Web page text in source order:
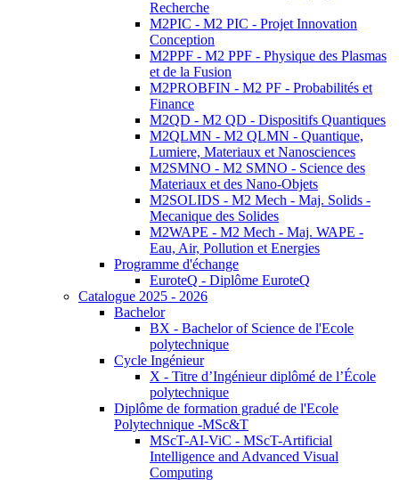
Recherche
M2PIC - M2 PIC - Projet Innovation
Conception
M2PPF - M2 PPF - Physique des Plasmas
et de la Fusion
M2PROBFIN - M2 PF - Probabilités et
Finance
M2QD - M2 QD - Dispositifs Quantiques
M2QLMN - M2 QLMN - Quantique,
Lumiere, Materiaux et Nanosciences
M2SMNO - M2 SMNO - Science des
Materiaux et des Nano-Objets
M2SOLIDS - M2 Mech - Maj. Solids -
Mecanique des Solides
M2WAPE - M2 Mech - Maj. WAPE -
Eau, Air, Pollution et Energies
Programme d'échange
EuroteQ - Diplôme EuroteQ
Catalogue 2025 - 2026
Bachelor
BX - Bachelor of Science de l'Ecole
polytechnique
Cycle Ingénieur
X - Titre d’Ingénieur diplômé de l’École
polytechnique
Diplôme de formation gradué de l'Ecole
Polytechnique -MSc&T
MScT-AI-ViC - MScT-Artificial
Intelligence and Advanced Visual
Computing